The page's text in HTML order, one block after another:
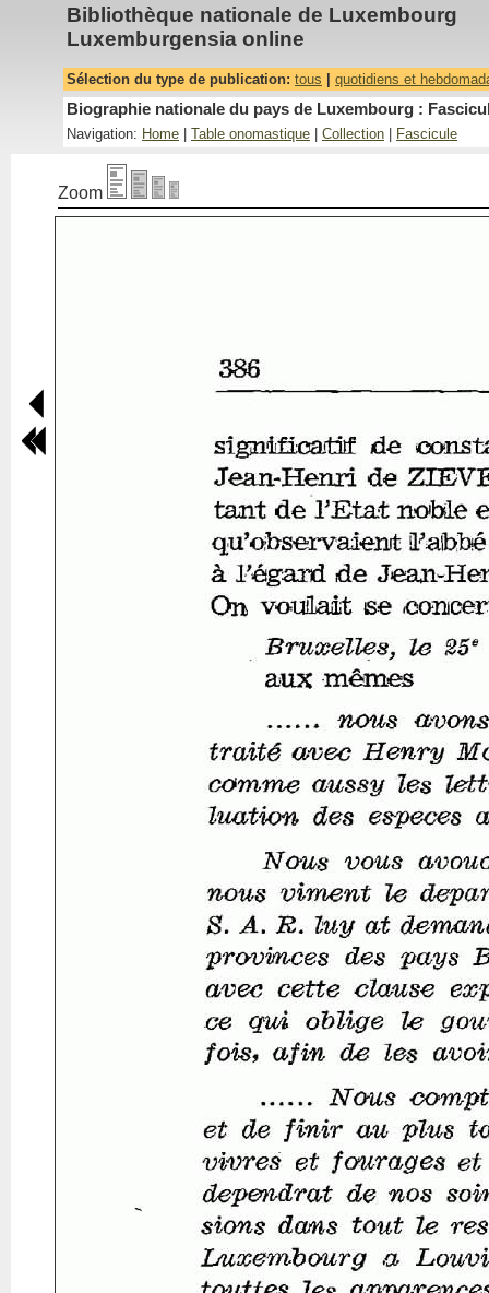
Bibliothèque nationale de Luxembourg
Luxemburgensia online
Sélection du type de publication: tous quotidiens et
Biographie nationale du pays de Luxembourg :
Navigation: Home Table onomastique Collection Fascicule
Zoom